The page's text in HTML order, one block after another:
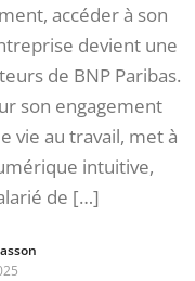
accéder à son
devient une
de BNP Paribas.
son engagement
vie au travail, met à
intuitive,
de […]